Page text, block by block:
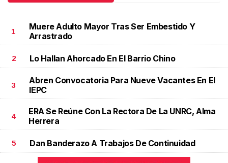
1
Muere Adulto Mayor Tras Ser Embestido Y
Arrastrado
2 Lo Hallan Ahorcado En El Barrio Chino
3
Abren Convocatoria Para Nueve Vacantes En El
IEPC
4
ERA Se Reúne Con La Rectora De La UNRC, Alma
Herrera
5 Dan Banderazo A Trabajos De Continuidad